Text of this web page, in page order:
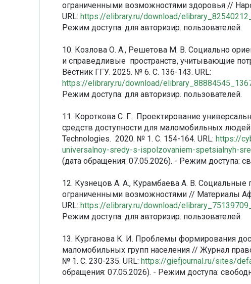
ограниченными возможностями здоровья //
URL: https://elibrary.ru/download/
Режим доступа: для авторизир. пользователей.
10. Козлова О. А., Решетова М. В. Социально
и справедливые пространств, учитывающие
Вестник ГГУ. 2025. № 6. С. 136-143. URL:
https://elibrary.ru/download/
Режим доступа: для авторизир. пользователей.
11. Короткова С. Г. Проектирование
средств доступности для маломобильных
Technologies. 2020. № 1. С. 154-164. URL: https://
universalnoy-sredy-s-ispolzovaniem-spetsialnyh-
(дата обращения: 07.05.2026). - Режим доступа:
12. Кузнецов А. А., Курамбаева А. В.
ограниченными возможностями // Материалы
URL: https://elibrary.ru/download/
Режим доступа: для авторизир. пользователей.
13. Курганова К. И. Проблемы формирования
маломобильных групп населения // Журнал
№ 1. С. 230-235. URL: https://giefjournal.ru/sites/
обращения: 07.05.2026). - Режим доступа: